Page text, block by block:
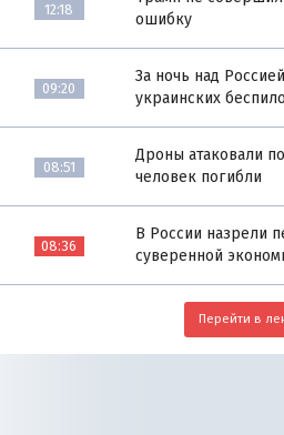
12:18
ошибку
09:20
За ночь над
украинских
08:51
Дроны атаковали
человек погибли
08:36
В России назрели
суверенной
Перейти в